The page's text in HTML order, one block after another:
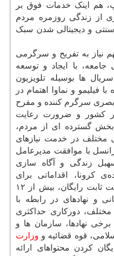
هم اینک خدمات فوق بر
از زندگی روزمره مردم
سنتی و دیجیتالی شدن سبک
نیاز به تفریح و سرگرمی
با ایجاد و توسعه
ها بوسیله تلویزیون
فیلیمو و نماوا اهتمام در
سرگرم کننده و مفرح
کشور و ضرورت رعایت
بخش گسترده ای از مردم،
مختلف در خدمت نیازهای
با موافقت مدیرعامل
زندگی و آگاه سازی
کرونا، اقداماتی برای
آموزش آنلاین، ارائه ۱۰۰ گیگابایت اینترنت ثابت رایگان، بیش از ۱۲
و نهادهای در رابطه با
دورکاری حداکثری
نهادها، سازمان ها و
قوه قضائیه و وزارت
کردن محتواهای ارائه